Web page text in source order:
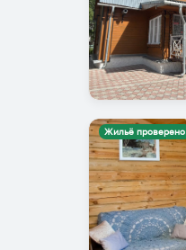
Жильё проверено